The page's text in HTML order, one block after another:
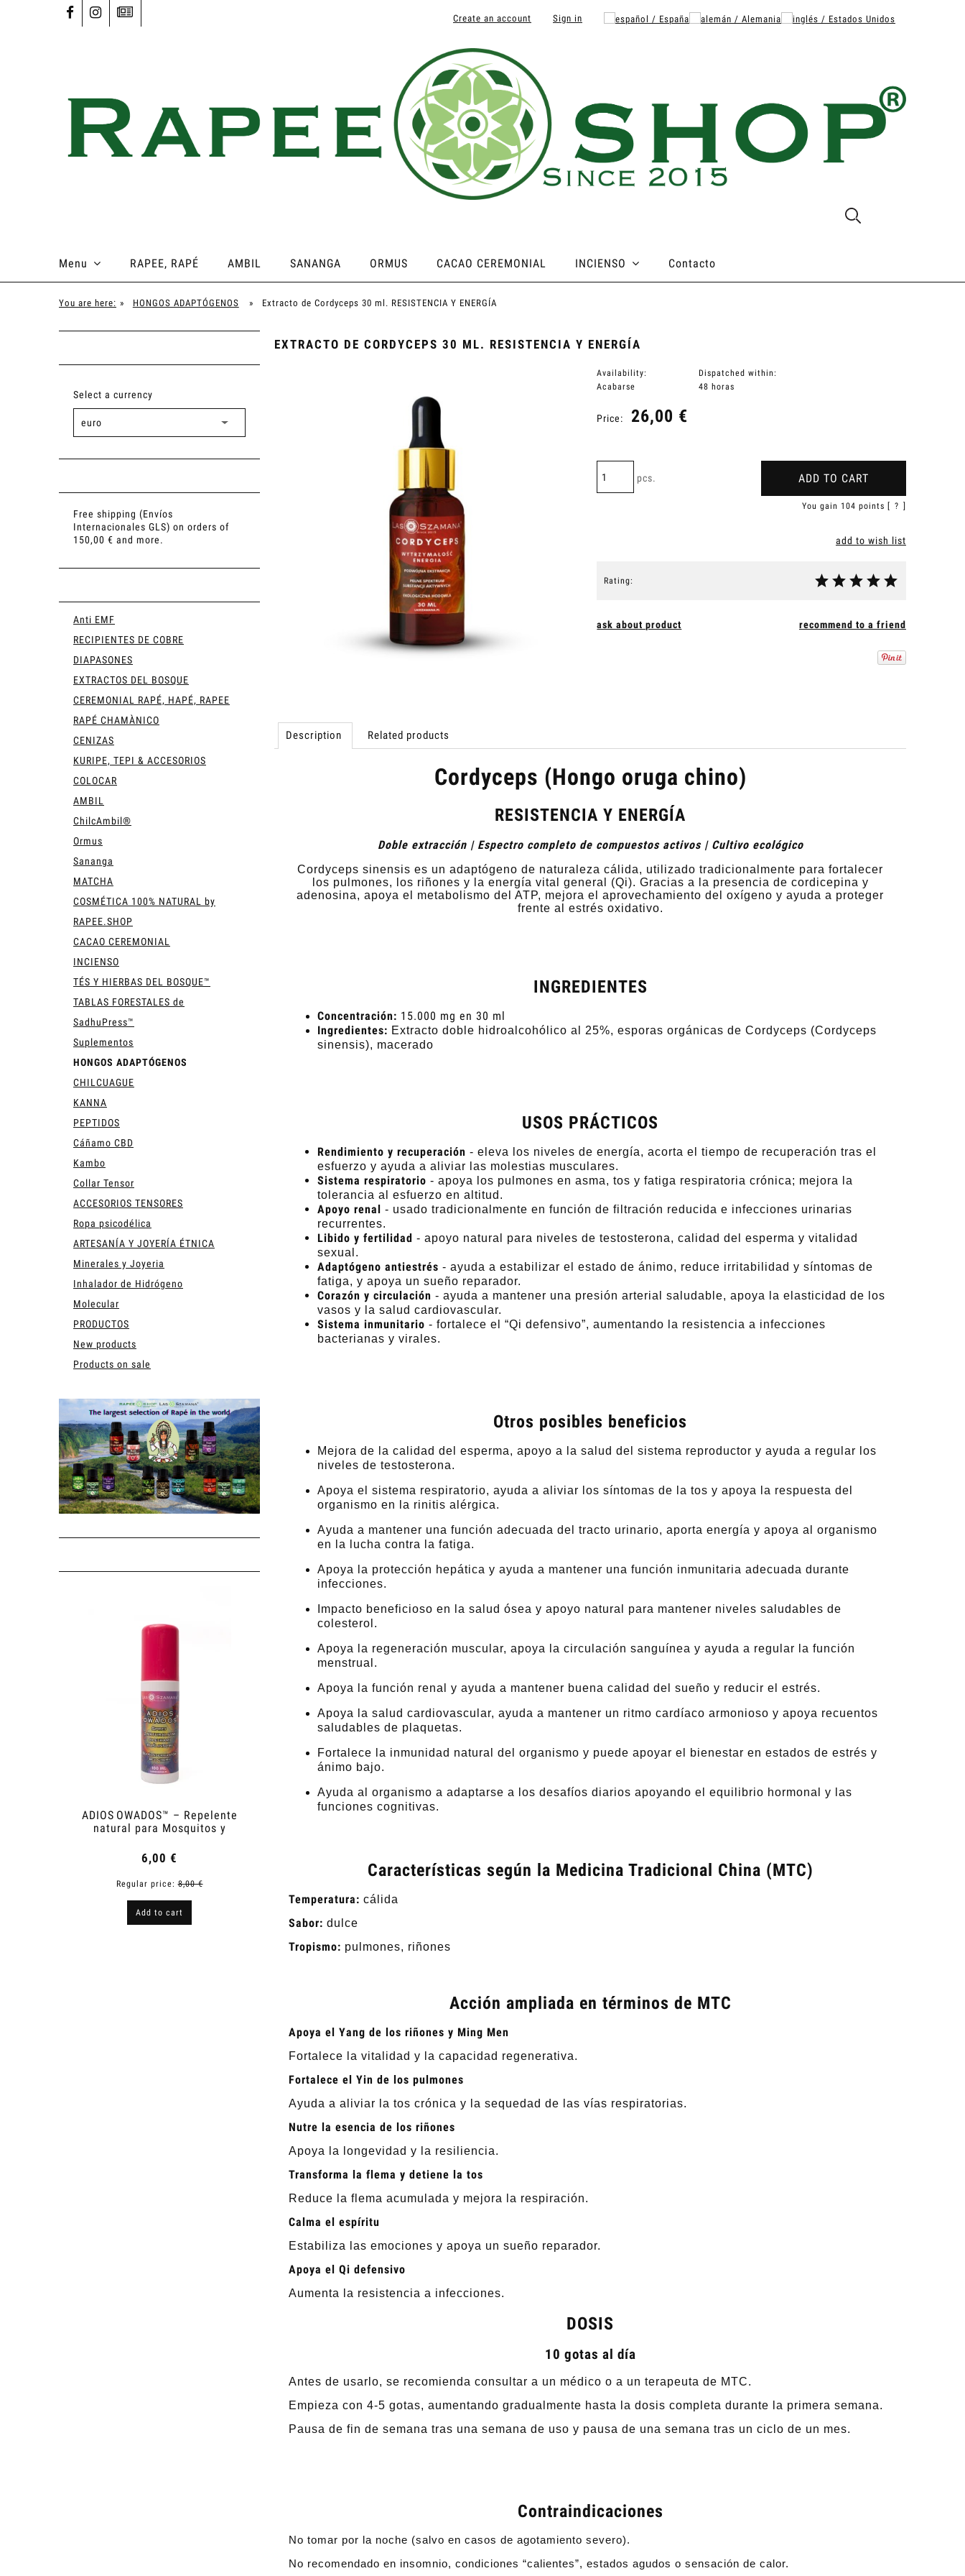
Create an account Sign in
Menu RAPEE, RAPÉ AMBIL SANANGA ORMUS CACAO CEREMONIAL INCIENSO Contacto
You are here: » HONGOS ADAPTÓGENOS » Extracto de Cordyceps 30 ml. RESISTENCIA Y ENERGÍA
Select a currency
Free shipping (Envíos
Internacionales GLS) on orders of
150,00 € and more.
Anti EMF
RECIPIENTES DE COBRE
DIAPASONES
EXTRACTOS DEL BOSQUE
CEREMONIAL RAPÉ, HAPÉ, RAPEE
RAPÉ CHAMÀNICO
CENIZAS
KURIPE, TEPI & ACCESORIOS
COLOCAR
AMBIL
ChilcAmbil®
Ormus
Sananga
MATCHA
COSMÉTICA 100% NATURAL by
RAPEE.SHOP
CACAO CEREMONIAL
INCIENSO
TÉS Y HIERBAS DEL BOSQUE™
TABLAS FORESTALES de
SadhuPress™
Suplementos
HONGOS ADAPTÓGENOS
CHILCUAGUE
KANNA
PEPTIDOS
Cáñamo CBD
Kambo
Collar Tensor
ACCESORIOS TENSORES
Ropa psicodélica
ARTESANÍA Y JOYERÍA ÉTNICA
Minerales y Joyeria
Inhalador de Hidrógeno
Molecular
PRODUCTOS
New products
Products on sale
ADIOS OWADOS™ – Repelente
natural para Mosquitos y
6,00 €
Regular price:8,00 €
Add to cart
Showerelax Champú-Gel para
Regular price: 35,00 €
EXTRACTO DE CORDYCEPS 30 ML. RESISTENCIA Y ENERGÍA
Availability:
Acabarse
Dispatched within:
48 horas
Price: 26,00 €
pcs. ADD TO CART
You gain 104 points [ ? ]
add to wish list
Rating:
ask about product recommend to a friend
Description Related products
Cordyceps (Hongo oruga chino)
RESISTENCIA Y ENERGÍA
Doble extracción | Espectro completo de compuestos activos | Cultivo ecológico
Cordyceps sinensis es un adaptógeno de naturaleza cálida, utilizado tradicionalmente para fortalecer
los pulmones, los riñones y la energía vital general (Qi). Gracias a la presencia de cordicepina y
adenosina, apoya el metabolismo del ATP, mejora el aprovechamiento del oxígeno y ayuda a proteger
frente al estrés oxidativo.
INGREDIENTES
Concentración: 15.000 mg en 30 ml
Ingredientes: Extracto doble hidroalcohólico al 25%, esporas orgánicas de Cordyceps (Cordyceps
sinensis), macerado
USOS PRÁCTICOS
Rendimiento y recuperación - eleva los niveles de energía, acorta el tiempo de recuperación tras el
esfuerzo y ayuda a aliviar las molestias musculares.
Sistema respiratorio - apoya los pulmones en asma, tos y fatiga respiratoria crónica; mejora la
tolerancia al esfuerzo en altitud.
Apoyo renal
- usado tradicionalmente en función de filtración reducida e infecciones urinarias
recurrentes.
Libido y fertilidad - apoyo natural para niveles de testosterona, calidad del esperma y vitalidad
sexual.
Adaptógeno antiestrés - ayuda a estabilizar el estado de ánimo, reduce irritabilidad y síntomas de
fatiga, y apoya un sueño reparador.
Corazón y circulación - ayuda a mantener una presión arterial saludable, apoya la elasticidad de los
vasos y la salud cardiovascular.
Sistema inmunitario - fortalece el “Qi defensivo”, aumentando la resistencia a infecciones
bacterianas y virales.
Otros posibles beneficios
Mejora de la calidad del esperma, apoyo a la salud del sistema reproductor y ayuda a regular los
niveles de testosterona.
Apoya el sistema respiratorio, ayuda a aliviar los síntomas de la tos y apoya la respuesta del
organismo en la rinitis alérgica.
Ayuda a mantener una función adecuada del tracto urinario, aporta energía y apoya al organismo
en la lucha contra la fatiga.
Apoya la protección hepática y ayuda a mantener una función inmunitaria adecuada durante
infecciones.
Impacto beneficioso en la salud ósea y apoyo natural para mantener niveles saludables de
colesterol.
Apoya la regeneración muscular, apoya la circulación sanguínea y ayuda a regular la función
menstrual.
Apoya la función renal y ayuda a mantener buena calidad del sueño y reducir el estrés.
Apoya la salud cardiovascular, ayuda a mantener un ritmo cardíaco armonioso y apoya recuentos
saludables de plaquetas.
Fortalece la inmunidad natural del organismo y puede apoyar el bienestar en estados de estrés y
ánimo bajo.
Ayuda al organismo a adaptarse a los desafíos diarios apoyando el equilibrio hormonal y las
funciones cognitivas.
Características según la Medicina Tradicional China (MTC)
Temperatura: cálida
Sabor: dulce
Tropismo: pulmones, riñones
Acción ampliada en términos de MTC
Apoya el Yang de los riñones y Ming Men
Fortalece la vitalidad y la capacidad regenerativa.
Fortalece el Yin de los pulmones
Ayuda a aliviar la tos crónica y la sequedad de las vías respiratorias.
Nutre la esencia de los riñones
Apoya la longevidad y la resiliencia.
Transforma la flema y detiene la tos
Reduce la flema acumulada y mejora la respiración.
Calma el espíritu
Estabiliza las emociones y apoya un sueño reparador.
Apoya el Qi defensivo
Aumenta la resistencia a infecciones.
DOSIS
10 gotas al día
Antes de usarlo, se recomienda consultar a un médico o a un terapeuta de MTC.
Empieza con 4-5 gotas, aumentando gradualmente hasta la dosis completa durante la primera semana.
Pausa de fin de semana tras una semana de uso y pausa de una semana tras un ciclo de un mes.
Contraindicaciones
No tomar por la noche (salvo en casos de agotamiento severo).
No recomendado en insomnio, condiciones “calientes”, estados agudos o sensación de calor.